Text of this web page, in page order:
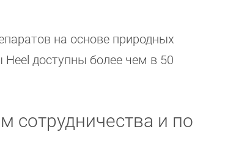
на основе природных
Heel доступны более чем в 50
сотрудничества и по